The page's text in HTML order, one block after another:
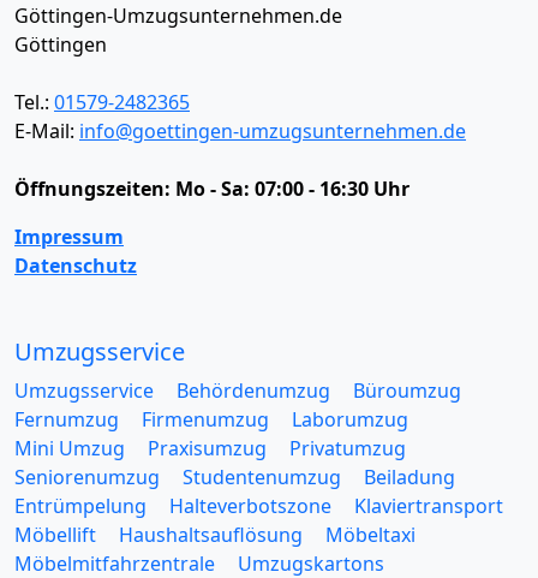
Göttingen-Umzugsunternehmen.de
Göttingen
Tel.: 01579-2482365
E-Mail: info@goettingen-umzugsunternehmen.de
Öffnungszeiten: Mo - Sa: 07:00 - 16:30 Uhr
Impressum
Datenschutz
Umzugsservice
Umzugsservice Behördenumzug
Büroumzug
Fernumzug
Firmenumzug
Laborumzug
Mini Umzug
Praxisumzug
Privatumzug
Seniorenumzug
Studentenumzug
Beiladung
Entrümpelung
Halteverbotszone
Klaviertransport
Möbellift
Haushaltsauflösung
Möbeltaxi
Möbelmitfahrzentrale
Umzugskartons